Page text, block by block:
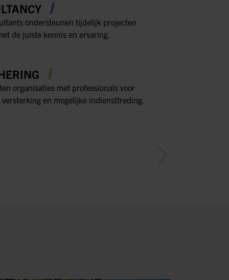
ondersteunen tijdelijk projecten
de juiste kennis en ervaring.
organisaties met professionals voor
en mogelijke indiensttreding.